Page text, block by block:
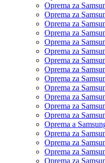
Oprema za
Oprema za
Oprema za
Oprema za
Oprema za
Oprema za
Oprema za
Oprema za
Oprema za
Oprema za
Oprema za
Oprema za
Oprema za
Oprema a
Oprema za
Oprema za
Oprema za
Oprema za